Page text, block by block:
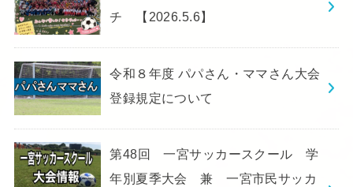
チ 【2026.5.6】
令和８年度 パパさん・ママさん大会
登録規定について
第48回 一宮サッカースクール 学
年別夏季大会 兼 一宮市民サッカ